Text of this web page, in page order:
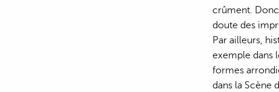
crûment.
doute des
Par ailleurs,
exemple dans
formes
dans la Scène